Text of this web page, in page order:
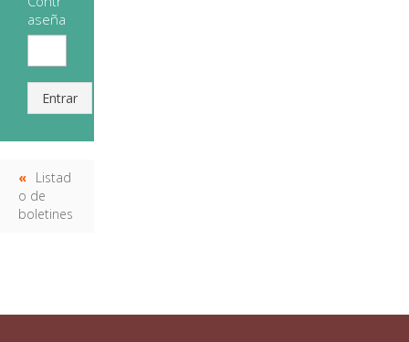
aseña
Entrar
Listad
o de
boletines